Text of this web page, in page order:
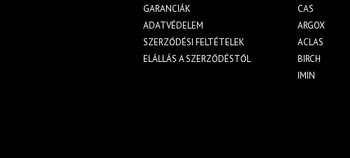
GARANCIÁK
ADATVÉDELEM
SZERZŐDÉSI FELTÉTELEK
ELÁLLÁS A SZERZŐDÉSTŐL
CAS
ARGOX
ACLAS
BIRCH
IMIN